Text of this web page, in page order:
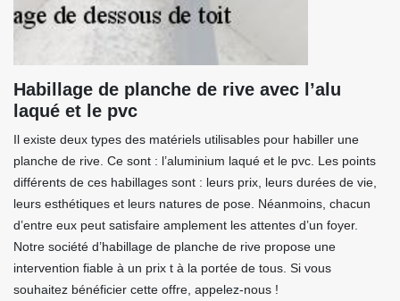
Habillage de planche de rive avec l’alu
laqué et le pvc
Il existe deux types des matériels utilisables pour habiller une
planche de rive. Ce sont : l’aluminium laqué et le pvc. Les points
différents de ces habillages sont : leurs prix, leurs durées de vie,
leurs esthétiques et leurs natures de pose. Néanmoins, chacun
d’entre eux peut satisfaire amplement les attentes d’un foyer.
Notre société d’habillage de planche de rive propose une
intervention fiable à un prix t à la portée de tous. Si vous
souhaitez bénéficier cette offre, appelez-nous !